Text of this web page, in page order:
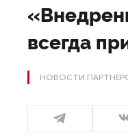
всегда
НОВОСТИ